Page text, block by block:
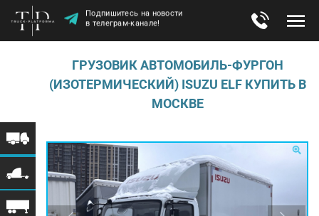
Подпишитесь на новости
в телеграм-канале!
ГРУЗОВИК АВТОМОБИЛЬ-ФУРГОН
(ИЗОТЕРМИЧЕСКИЙ) ISUZU ELF КУПИТЬ В
МОСКВЕ